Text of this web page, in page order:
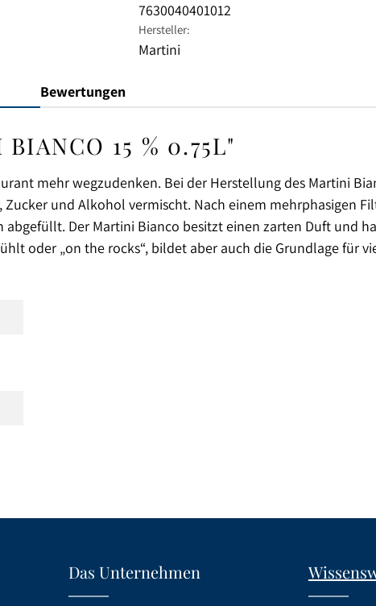
7630040401012
Hersteller:
Martini
Bewertungen
15 % 0.75L"
mehr wegzudenken. Bei der Herstellung des Martini
und Alkohol vermischt. Nach einem mehrphasigen
Der Martini Bianco besitzt einen zarten Duft und
oder „on the rocks“, bildet aber auch die Grundlage für
Das Unternehmen